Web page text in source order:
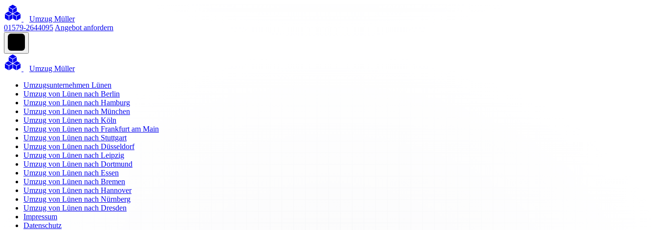
Umzug Müller
01579-2644095 Angebot anfordern
Umzug Müller
Umzugsunternehmen Lünen
Umzug von Lünen nach Berlin
Umzug von Lünen nach Hamburg
Umzug von Lünen nach München
Umzug von Lünen nach Köln
Umzug von Lünen nach Frankfurt am Main
Umzug von Lünen nach Stuttgart
Umzug von Lünen nach Düsseldorf
Umzug von Lünen nach Leipzig
Umzug von Lünen nach Dortmund
Umzug von Lünen nach Essen
Umzug von Lünen nach Bremen
Umzug von Lünen nach Hannover
Umzug von Lünen nach Nürnberg
Umzug von Lünen nach Dresden
Impressum
Datenschutz